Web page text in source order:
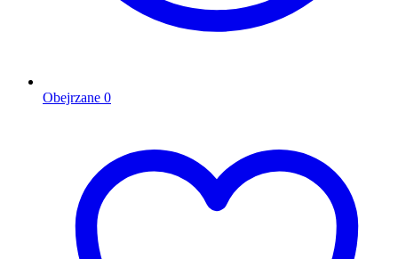
Obejrzane 0